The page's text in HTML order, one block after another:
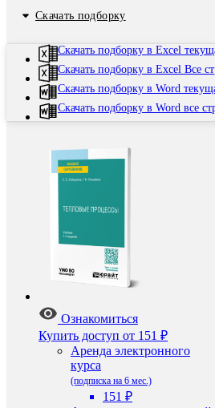
Скачать подборку
Скачать подборку в Excel
Скачать подборку в Excel Все
Скачать подборку в Word
Скачать подборку в Word все
Ознакомиться
Купить доступ от 151 ₽
Аренда электронного
курса
(подписка на 6 мес.)
151 ₽